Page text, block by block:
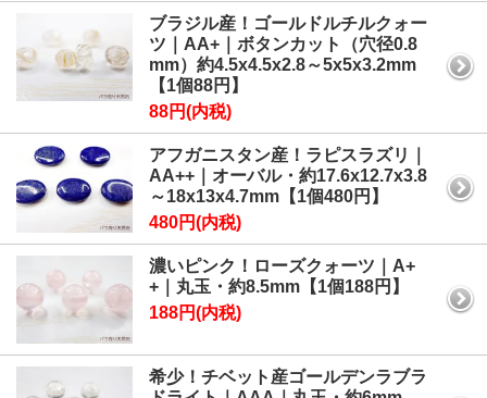
ブラジル産！ゴールドルチルクォー
ツ｜AA+｜ボタンカット（穴径0.8
mm）約4.5x4.5x2.8～5x5x3.2mm
【1個88円】
88円(内税)
アフガニスタン産！ラピスラズリ｜
AA++｜オーバル・約17.6x12.7x3.8
～18x13x4.7mm【1個480円】
480円(内税)
濃いピンク！ローズクォーツ｜A+
+｜丸玉・約8.5mm【1個188円】
188円(内税)
希少！チベット産ゴールデンラブラ